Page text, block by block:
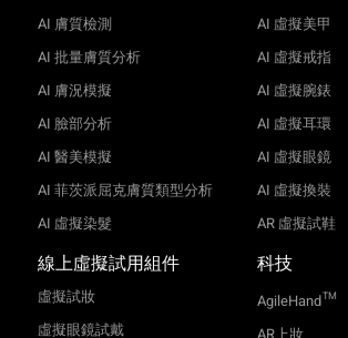
AI 膚質檢測
AI 批量膚質分析
AI 膚況模擬
AI 臉部分析
AI 醫美模擬
AI 菲茨派屈克膚質類型分析
AI 虛擬染髮
AI 虛擬美甲
AI 虛擬戒指
AI 虛擬腕錶
AI 虛擬耳環
AI 虛擬眼鏡
AI 虛擬換裝
AR 虛擬試鞋
線上虛擬試用組件
虛擬試妝
虛擬眼鏡試戴
科技
AgileHandTM
AR上妝